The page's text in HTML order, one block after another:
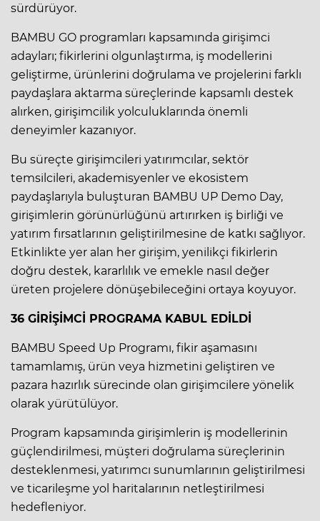
sürdürüyor.
BAMBU GO programları kapsamında girişimci
adayları; fikirlerini olgunlaştırma, iş modellerini
geliştirme, ürünlerini doğrulama ve projelerini farklı
paydaşlara aktarma süreçlerinde kapsamlı destek
alırken, girişimcilik yolculuklarında önemli
deneyimler kazanıyor.
Bu süreçte girişimcileri yatırımcılar, sektör
temsilcileri, akademisyenler ve ekosistem
paydaşlarıyla buluşturan BAMBU UP Demo Day,
girişimlerin görünürlüğünü artırırken iş birliği ve
yatırım fırsatlarının geliştirilmesine de katkı sağlıyor.
Etkinlikte yer alan her girişim, yenilikçi fikirlerin
doğru destek, kararlılık ve emekle nasıl değer
üreten projelere dönüşebileceğini ortaya koyuyor.
36 GİRİŞİMCİ PROGRAMA KABUL EDİLDİ
BAMBU Speed Up Programı, fikir aşamasını
tamamlamış, ürün veya hizmetini geliştiren ve
pazara hazırlık sürecinde olan girişimcilere yönelik
olarak yürütülüyor.
Program kapsamında girişimlerin iş modellerinin
güçlendirilmesi, müşteri doğrulama süreçlerinin
desteklenmesi, yatırımcı sunumlarının geliştirilmesi
ve ticarileşme yol haritalarının netleştirilmesi
hedefleniyor.